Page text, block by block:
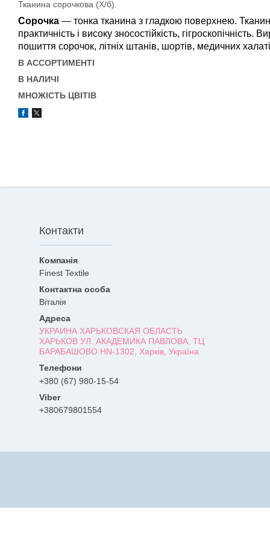
Тканина сорочкова (Х/б).
Сорочка — тонка тканина з гладкою поверхнею.
практичність і високу зносостійкість,
пошиття сорочок, літніх штанів, шортів, медичних
В АССОРТИМЕНТІ
В НАЛИЧІ
МНОЖІСТЬ ЦВІТІВ
Контакти
Finest Textile
Віталія
УКРАИНА ХАРЬКОВСКАЯ ОБЛАСТЬ
ХАРЬКОВ УЛ. АКАДЕМИКА ПАВЛОВА, ТЦ
БАРАБАШОВО HN-1302, Харків, Україна
+380 (67) 980-15-54
+380679801554